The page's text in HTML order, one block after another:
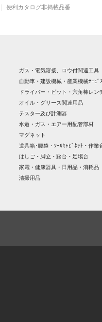
便利カタログ非掲載品番
ガス・電気溶接、ロウ付関連工具
自動車・建設機械・産業機械ｻｰﾋﾞ
ドライバー・ビット・六角棒レン
オイル・グリース関連用品
テスター及び計測器
水道・ガス・エアー用配管部材
マグネット
道具箱･腰袋・ﾂｰﾙｷｬﾋﾞﾈｯﾄ・作業
はしご・脚立・踏台・足場台
家電・健康器具・日用品・消耗品
清掃用品